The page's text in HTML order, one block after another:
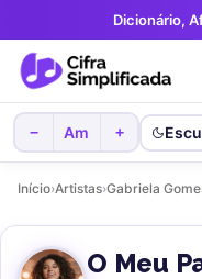
Dicionário,
− Am +
Início›Artistas›Gabriela
O Meu